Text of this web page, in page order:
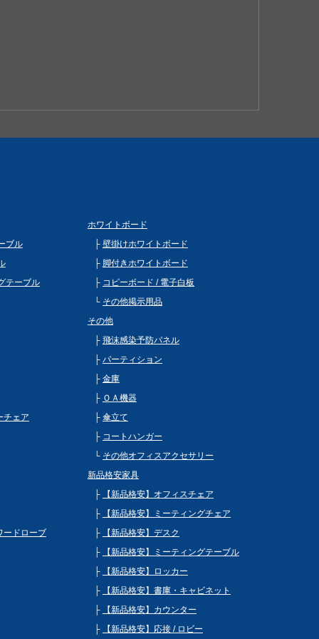
ブル
テーブル
チェア
ードローブ
ホワイトボード
壁掛けホワイトボード
脚付きホワイトボード
コピーボード / 電子白板
その他掲示用品
その他
飛沫感染予防パネル
パーティション
金庫
ＯＡ機器
傘立て
コートハンガー
その他オフィスアクセサリー
新品格安家具
【新品格安】オフィスチェア
【新品格安】ミーティングチェア
【新品格安】デスク
【新品格安】ミーティングテーブル
【新品格安】ロッカー
【新品格安】書庫・キャビネット
【新品格安】カウンター
【新品格安】応接 / ロビー